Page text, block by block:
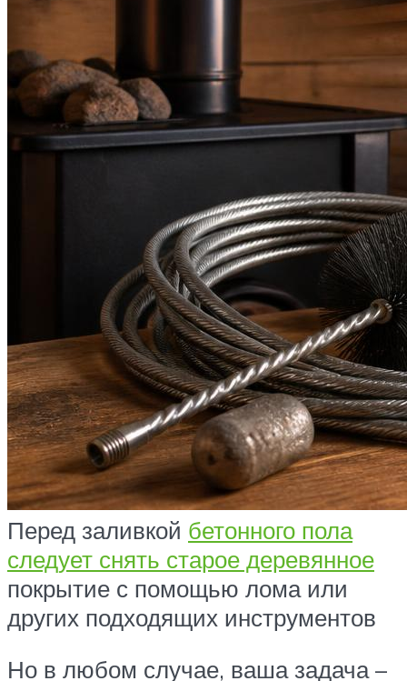
Перед заливкой бетонного пола
следует снять старое деревянное
покрытие с помощью лома или
других подходящих инструментов
Но в любом случае, ваша задача –